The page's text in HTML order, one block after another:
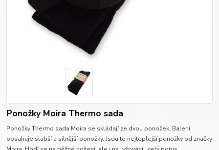
Ponožky Moira Thermo sada
Ponožky Thermo sada Moira se skládají ze dvou ponožek. Balení
obsahuje slabší a silnější ponožky. Jsou to nejteplejší ponožky od značky